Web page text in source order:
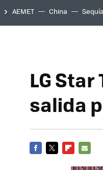
AEMET China
LG
salida